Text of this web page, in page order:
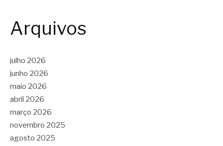
Arquivos
julho 2026
junho 2026
maio 2026
abril 2026
março 2026
novembro 2025
agosto 2025